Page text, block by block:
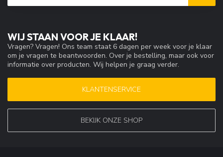
WIJ STAAN VOOR JE KLAAR!
Vragen? Vragen! Ons team staat 6 dagen per week voor je klaar
om je vragen te beantwoorden. Over je bestelling, maar ook voor
informatie over producten. Wij helpen je graag verder.
KLANTENSERVICE
BEKIJK ONZE SHOP